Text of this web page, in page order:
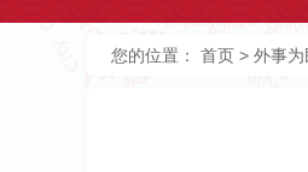
您的位置： 首页 > 外事为